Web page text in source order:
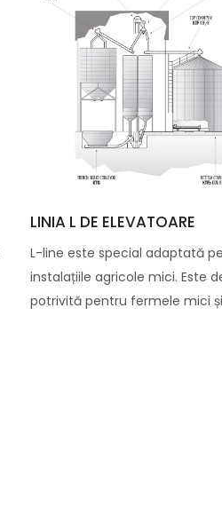
LINIA L DE ELEVATOARE
L-line este special adaptată
instalațiile agricole mici. Este
potrivită pentru fermele mici